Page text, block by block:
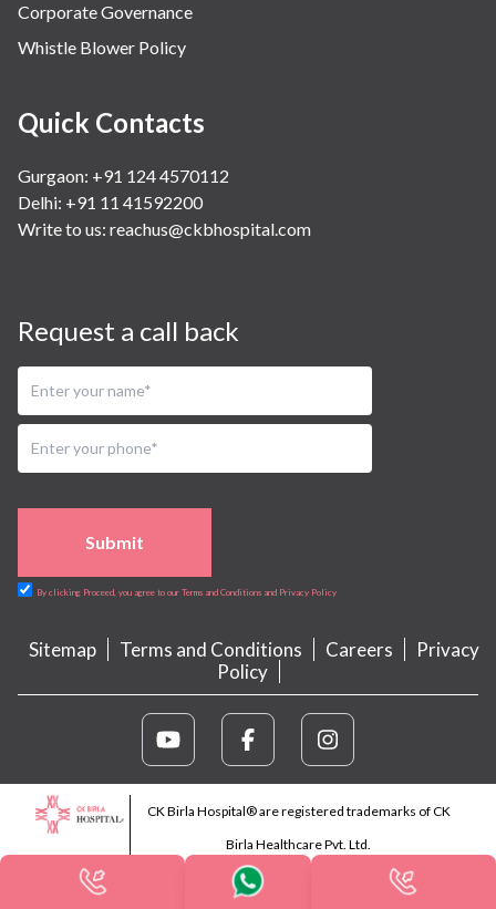
Corporate Governance
Whistle Blower Policy
Quick Contacts
Gurgaon: +91 124 4570112
Delhi: +91 11 41592200
Write to us: reachus@ckbhospital.com
Request a call back
Submit
By clicking Proceed, you agree to our Terms and Conditions and Privacy Policy
Sitemap Terms and Conditions Careers
Privacy
Policy
CK Birla Hospital® are registered trademarks of CK
Birla Healthcare Pvt. Ltd.